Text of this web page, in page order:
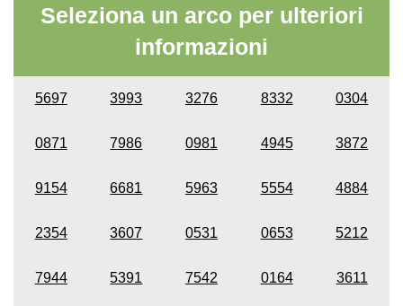
Seleziona un arco per ulteriori
informazioni
5697 3993 3276 8332 0304
0871 7986 0981 4945 3872
9154 6681 5963 5554 4884
2354 3607 0531 0653 5212
7944 5391 7542 0164 3611